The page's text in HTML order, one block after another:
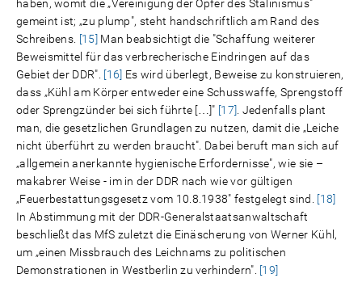
haben, womit die „Vereinigung der Opfer des Stalinismus"
gemeint ist; „zu plump", steht handschriftlich am Rand des
Schreibens. [15] Man beabsichtigt die "Schaffung weiterer
Beweismittel für das verbrecherische Eindringen auf das
Gebiet der DDR". [16] Es wird überlegt, Beweise zu konstruieren,
dass „Kühl am Körper entweder eine Schusswaffe, Sprengstoff
oder Sprengzünder bei sich führte […]" [17] . Jedenfalls plant
man, die gesetzlichen Grundlagen zu nutzen, damit die „Leiche
nicht überführt zu werden braucht". Dabei beruft man sich auf
„allgemein anerkannte hygienische Erfordernisse", wie sie –
makabrer Weise - im in der DDR nach wie vor gültigen
„Feuerbestattungsgesetz vom 10.8.1938" festgelegt sind.
[18]
In Abstimmung mit der DDR-Generalstaatsanwaltschaft
beschließt das MfS zuletzt die Einäscherung von Werner Kühl,
um „einen Missbrauch des Leichnams zu politischen
Demonstrationen in Westberlin zu verhindern". [19]